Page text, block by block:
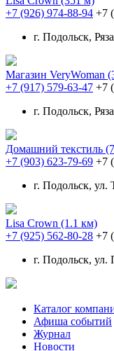
+7 (926) 974-88-94 +7
г. Подольск,
Магазин VeryWoman
+7 (917) 579-63-47 +7
г. Подольск,
Домашний текстиль
+7 (903) 623-79-69 +7
г. Подольск, ул.
Lisa Crown (1.1 км)
+7 (925) 562-80-28 +7
г. Подольск, ул.
Каталог
Афиша событий
Журнал
Новости